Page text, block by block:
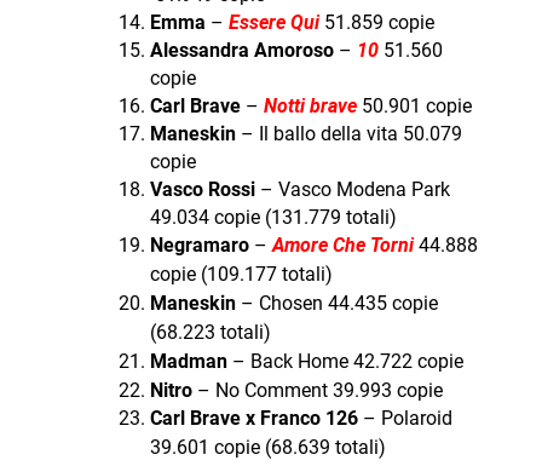
Emma – Essere Qui51.859 copie
Alessandra Amoroso – 1051.560
copie
Carl Brave – Notti brave50.901 copie
Maneskin – Il ballo della vita 50.079
copie
Vasco Rossi– Vasco Modena Park
49.034 copie (131.779 totali)
Negramaro– Amore Che Torni44.888
copie (109.177 totali)
Maneskin– Chosen 44.435 copie
(68.223 totali)
Madman– Back Home 42.722 copie
Nitro– No Comment 39.993 copie
Carl Brave x Franco 126– Polaroid
39.601 copie (68.639 totali)